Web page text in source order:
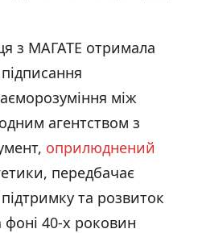
з МАГАТЕ отримала
між
агентством з
оприлюднений
передбачає
та розвиток
фоні 40-х роковин